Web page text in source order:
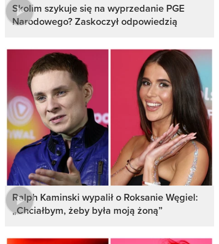
Skolim szykuje się na wyprzedanie PGE
Narodowego? Zaskoczył odpowiedzią
Ralph Kaminski wypalił o Roksanie Węgiel:
„Chciałbym, żeby była moją żoną”